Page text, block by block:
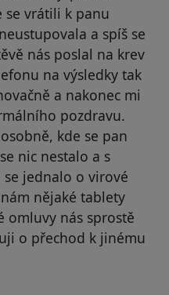
se vrátili k panu
a spíš se
nás poslal na krev
na výsledky tak
a nakonec mi
pozdravu.
kde se pan
nic nestalo a s
jednalo o virové
nějaké tablety
omluvy nás sprostě
o přechod k jinému
Váš účet byl odstraněn